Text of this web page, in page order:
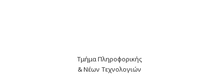
Τμήμα Πληροφορικής
& Νέων Τεχνολογιών